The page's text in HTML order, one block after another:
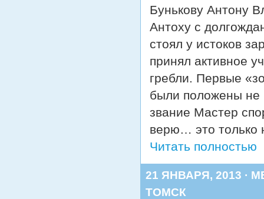
Бунькову Антону
Антоху с
стоял у истоков
принял активное
гребли. Первые
были положены не
звание Мастер
верю… это только
Читать полностью
21 ЯНВАРЯ, 2013 ·
ТОМСК